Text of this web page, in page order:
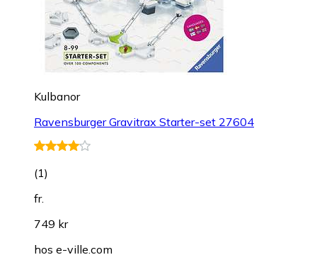
Kulbanor
Ravensburger Gravitrax Starter-set 27604
(1)
fr.
749 kr
hos e-ville.com